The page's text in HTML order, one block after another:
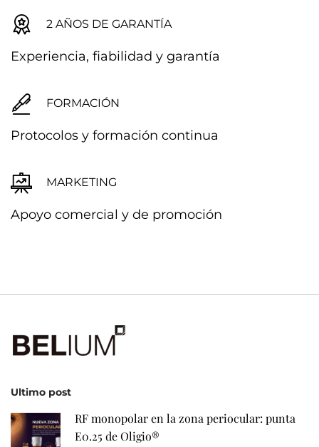
2 AÑOS DE GARANTÍA
Experiencia, fiabilidad y garantía
FORMACIÓN
Protocolos y formación continua
MARKETING
Apoyo comercial y de promoción
Ultimo post
RF monopolar en la zona periocular: punta
E0.25 de Oligio®